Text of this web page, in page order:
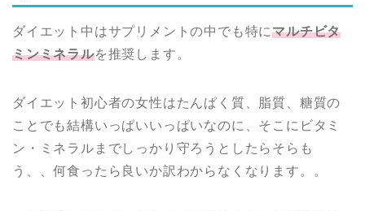
ダイエット中はサプリメントの中でも特にマルチビタ
ミンミネラルを推奨します。
ダイエット初心者の女性はたんぱく質、脂質、糖質の
ことでも結構いっぱいいっぱいなのに、そこにビタミ
ン・ミネラルまでしっかり守ろうとしたらそらも
う、、何食ったら良いか訳わからなくなります。。